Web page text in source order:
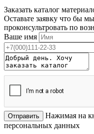
Заказать каталог
Оставьте заявку что бы
проконсультровать по
Ваше имя
Отправить
Нажимая на
персональных данных